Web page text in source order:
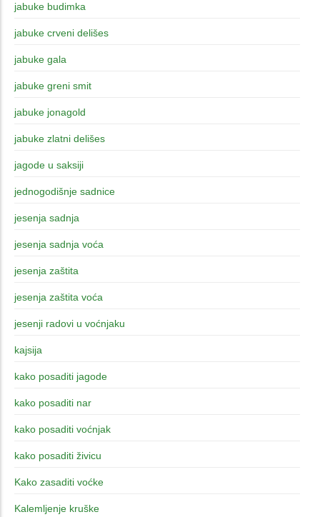
jabuke budimka
jabuke crveni delišes
jabuke gala
jabuke greni smit
jabuke jonagold
jabuke zlatni delišes
jagode u saksiji
jednogodišnje sadnice
jesenja sadnja
jesenja sadnja voća
jesenja zaštita
jesenja zaštita voća
jesenji radovi u voćnjaku
kajsija
kako posaditi jagode
kako posaditi nar
kako posaditi voćnjak
kako posaditi živicu
Kako zasaditi voćke
Kalemljenje kruške